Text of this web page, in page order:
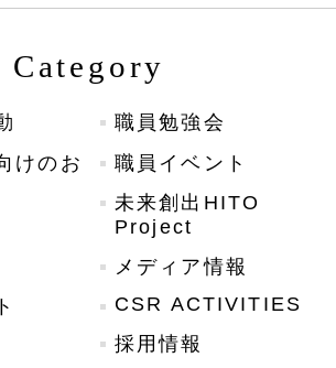
Category
職員勉強会
けのお
職員イベント
未来創出HITO
Project
メディア情報
CSR ACTIVITIES
採用情報